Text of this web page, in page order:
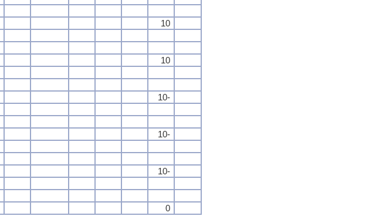
10
10
10-
10-
10-
0